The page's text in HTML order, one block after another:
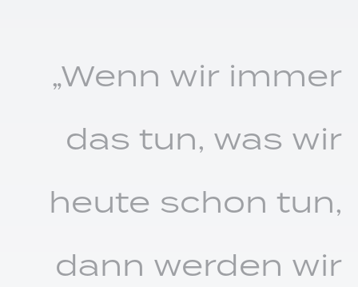
„Wenn wir immer
das tun, was wir
heute schon tun,
dann werden wir